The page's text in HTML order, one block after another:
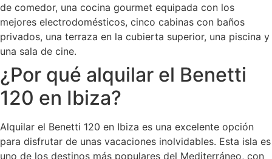
de comedor, una cocina gourmet equipada con los
mejores electrodomésticos, cinco cabinas con baños
privados, una terraza en la cubierta superior, una piscina y
una sala de cine.
¿Por qué alquilar el Benetti
120 en Ibiza?
Alquilar el Benetti 120 en Ibiza es una excelente opción
para disfrutar de unas vacaciones inolvidables. Esta isla es
uno de los destinos más populares del Mediterráneo, con